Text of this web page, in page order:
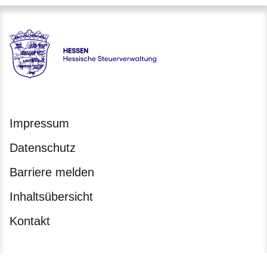
Hessen - Hessische Steuerverwaltung
Impressum
Datenschutz
Barriere melden
Inhaltsübersicht
Kontakt